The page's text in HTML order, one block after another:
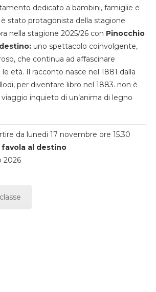
dedicato a bambini, famiglie e
stato protagonista della stagione
nella stagione 2025/26 con Pinocchio
uno spettacolo coinvolgente,
che continua ad affascinare
età. Il racconto nasce nel 1881 dalla
per diventare libro nel 1883. non è
viaggio inquieto di un’anima di legno
da lunedi 17 novembre ore 15.30
favola al destino
2026